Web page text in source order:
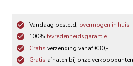
Vandaag besteld, overmogen in huis
100% tevredenheidsgarantie
Gratis verzending vanaf €30,-
Gratis afhalen bij onze verkooppunten